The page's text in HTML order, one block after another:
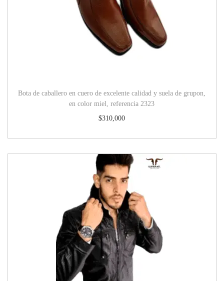
Bota de caballero en cuero de excelente calidad y suela de grupon,
en color miel, referencia 2323
$310,000